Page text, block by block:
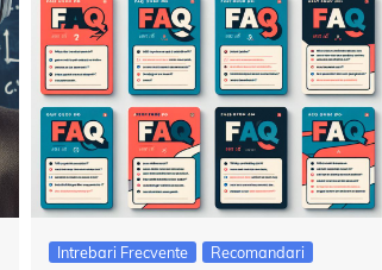
Intrebari Frecvente Recomandari